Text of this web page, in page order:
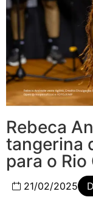
Rebeca
tangerina
para o Rio
21/02/2025